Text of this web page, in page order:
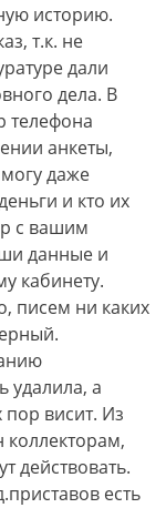
историю.
т.к. не
дали
дела. В
телефона
анкеты,
даже
и кто их
с вашим
данные и
кабинету.
писем ни каких
удалила, а
пор висит. Из
действовать.
есть